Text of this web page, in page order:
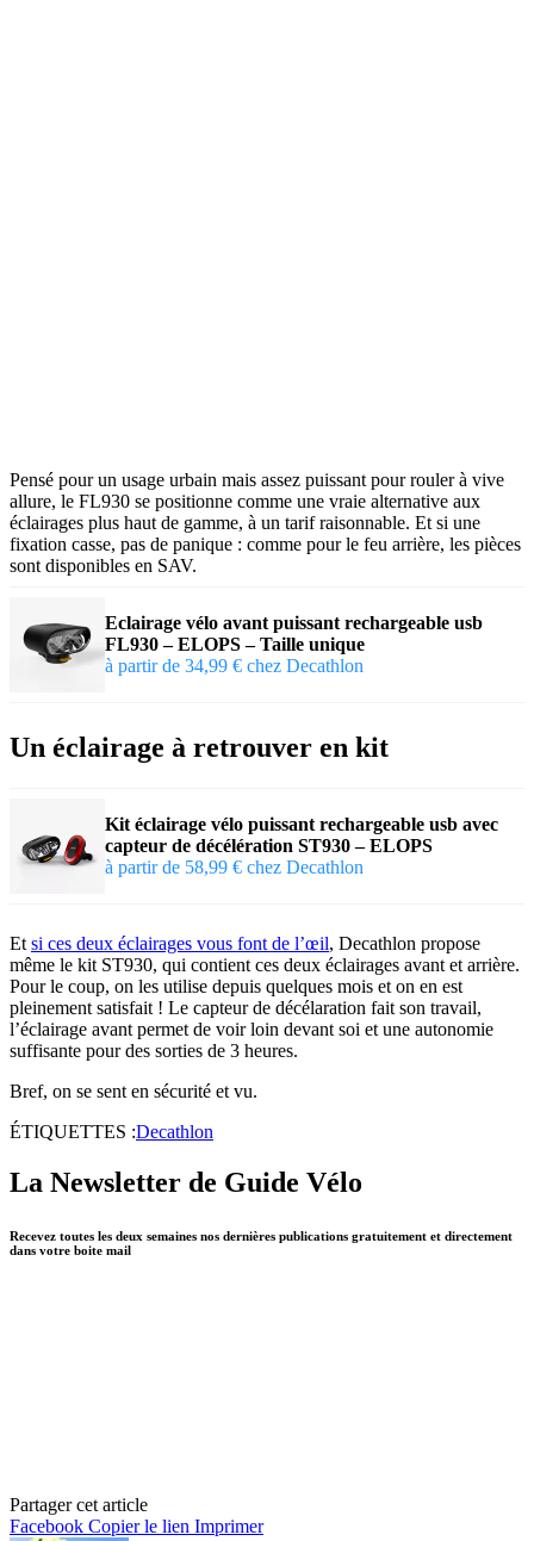
Pensé pour un usage urbain mais assez puissant pour rouler à vive
allure, le FL930 se positionne comme une vraie alternative aux
éclairages plus haut de gamme, à un tarif raisonnable. Et si une
fixation casse, pas de panique : comme pour le feu arrière, les pièces
sont disponibles en SAV.
Eclairage vélo avant puissant rechargeable usb
FL930 – ELOPS – Taille unique
à partir de 34,99 € chez Decathlon
Un éclairage à retrouver en kit
Kit éclairage vélo puissant rechargeable usb avec
capteur de décélération ST930 – ELOPS
à partir de 58,99 € chez Decathlon
Et si ces deux éclairages vous font de l’œil, Decathlon propose
même le kit ST930, qui contient ces deux éclairages avant et arrière.
Pour le coup, on les utilise depuis quelques mois et on en est
pleinement satisfait ! Le capteur de décélaration fait son travail,
l’éclairage avant permet de voir loin devant soi et une autonomie
suffisante pour des sorties de 3 heures.
Bref, on se sent en sécurité et vu.
ÉTIQUETTES :Decathlon
La Newsletter de Guide Vélo
Recevez toutes les deux semaines nos dernières publications gratuitement et directement
dans votre boite mail
Partager cet article
Facebook Copier le lien Imprimer